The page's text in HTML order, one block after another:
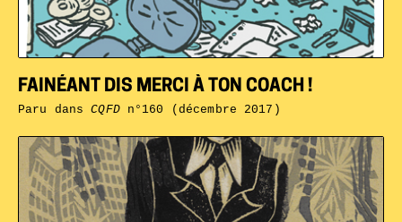
FAINÉANT DIS MERCI À TON COACH !
Paru dansCQFDn°160 (décembre 2017)